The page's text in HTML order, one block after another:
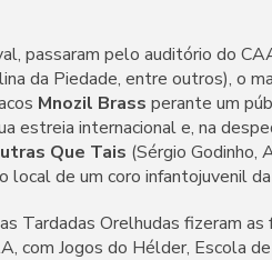
passaram pelo auditório do
da Piedade, entre outros), o
Mnozil Brass perante um
estreia internacional e, na
Que Tais (Sérgio Godinho,
local de um coro infantojuvenil
Tardadas Orelhudas fizeram
com Jogos do Hélder, Escola